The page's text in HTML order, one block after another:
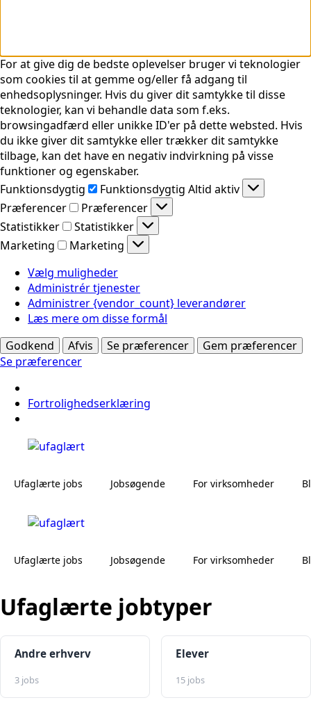
For at give dig de bedste oplevelser bruger vi teknologier
som cookies til at gemme og/eller få adgang til
enhedsoplysninger. Hvis du giver dit samtykke til disse
teknologier, kan vi behandle data som f.eks.
browsingadfærd eller unikke ID'er på dette websted. Hvis
du ikke giver dit samtykke eller trækker dit samtykke
tilbage, kan det have en negativ indvirkning på visse
funktioner og egenskaber.
Funktionsdygtig
Funktionsdygtig Altid aktiv
Præferencer
Præferencer
Statistikker
Statistikker
Marketing
Marketing
Vælg muligheder
Administrér tjenester
Administrer {vendor_count} leverandører
Læs mere om disse formål
Godkend
Afvis Se præferencer
Gem præferencer
Se præferencer
Fortrolighedserklæring
Ufaglærte jobs Jobsøgende For virksomheder
Ufaglærte jobs Jobsøgende For virksomheder
Ufaglærte jobtyper
Andre erhverv
3 jobs
Elever
15 jobs